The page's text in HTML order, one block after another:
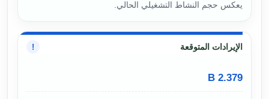
يعكس حجم النشاط التشغيلي الحالي.
الإيرادات المتوقعة !
2.379 B